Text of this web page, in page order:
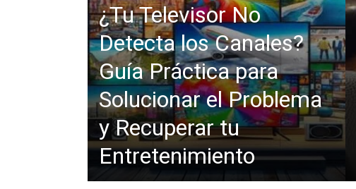
¿Tu Televisor No
Detecta los Canales?
Guía Práctica para
Solucionar el Problema
y Recuperar tu
Entretenimiento